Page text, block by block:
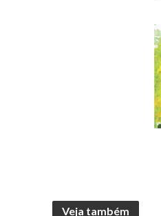
Veja também